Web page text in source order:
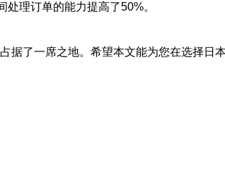
理订单的能力提高了50%。
了一席之地。希望本文能为您在选择日